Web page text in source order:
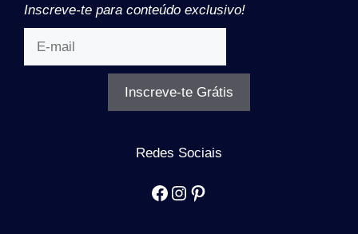
Inscreve-te para conteúdo exclusivo!
Inscreve-te Grátis
Redes Sociais
Facebook
Instagram
Pinterest